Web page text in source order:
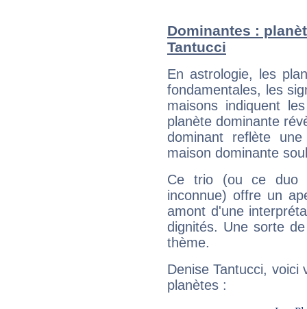
Dominantes :
Tantucci
En astrologie, les
fondamentales, les
maisons indiquent
planète dominante
dominant reflète
maison dominante
Ce trio (ou ce duo
inconnue) offre un
amont d'une
dignités. Une sorte
thème.
Denise Tantucci, voici
planètes :